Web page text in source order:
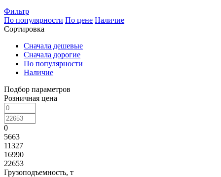
Фильтр
По популярности По цене Наличие
Сортировка
Сначала дешевые
Сначала дорогие
По популярности
Наличие
Подбор параметров
Розничная цена
0
5663
11327
16990
22653
Грузоподъемность, т